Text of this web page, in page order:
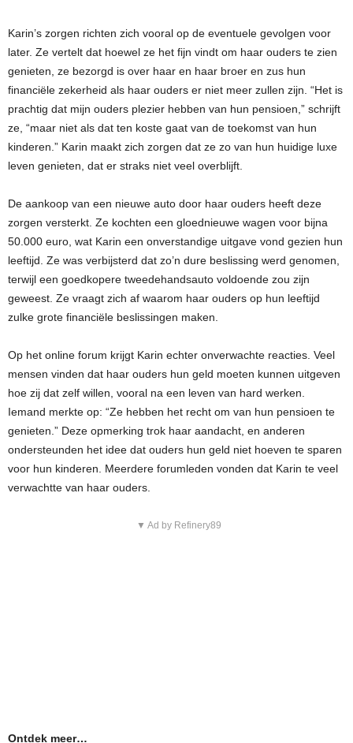
Karin’s zorgen richten zich vooral op de eventuele gevolgen voor
later. Ze vertelt dat hoewel ze het fijn vindt om haar ouders te zien
genieten, ze bezorgd is over haar en haar broer en zus hun
financiële zekerheid als haar ouders er niet meer zullen zijn. “Het is
prachtig dat mijn ouders plezier hebben van hun pensioen,” schrijft
ze, “maar niet als dat ten koste gaat van de toekomst van hun
kinderen.” Karin maakt zich zorgen dat ze zo van hun huidige luxe
leven genieten, dat er straks niet veel overblijft.
De aankoop van een nieuwe auto door haar ouders heeft deze
zorgen versterkt. Ze kochten een gloednieuwe wagen voor bijna
50.000 euro, wat Karin een onverstandige uitgave vond gezien hun
leeftijd. Ze was verbijsterd dat zo’n dure beslissing werd genomen,
terwijl een goedkopere tweedehandsauto voldoende zou zijn
geweest. Ze vraagt zich af waarom haar ouders op hun leeftijd
zulke grote financiële beslissingen maken.
Op het online forum krijgt Karin echter onverwachte reacties. Veel
mensen vinden dat haar ouders hun geld moeten kunnen uitgeven
hoe zij dat zelf willen, vooral na een leven van hard werken.
Iemand merkte op: “Ze hebben het recht om van hun pensioen te
genieten.” Deze opmerking trok haar aandacht, en anderen
ondersteunden het idee dat ouders hun geld niet hoeven te sparen
voor hun kinderen. Meerdere forumleden vonden dat Karin te veel
verwachtte van haar ouders.
▼ Ad by Refinery89
Ontdek meer…